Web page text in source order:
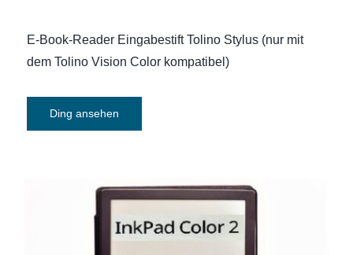
E-Book-Reader Eingabestift Tolino Stylus (nur mit
dem Tolino Vision Color kompatibel)
Ding ansehen